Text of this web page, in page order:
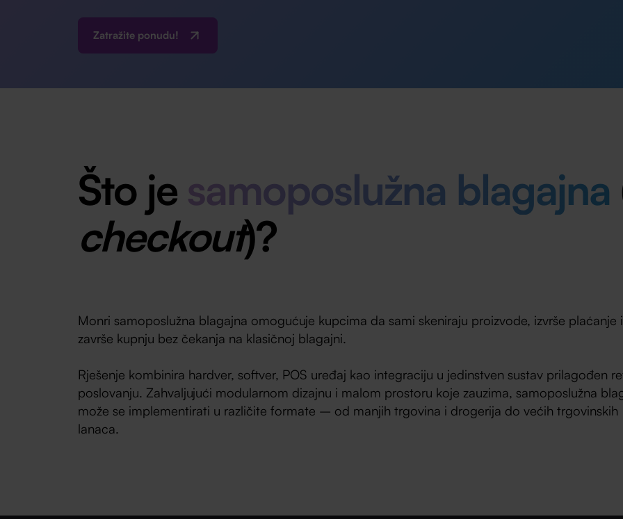
Zatražite ponudu!
Što jesamoposlužna blagajna
checkout)?
Monri samoposlužna blagajna omogućuje kupcima da sami skeniraju proizvode, izvrše plaćanje i
završe kupnju bez čekanja na klasičnoj blagajni.
Rješenje kombinira hardver, softver, POS uređaj kao integraciju u jedinstven sustav prilagođen
poslovanju. Zahvaljujući modularnom dizajnu i malom prostoru koje zauzima, samoposlužna
može se implementirati u različite formate – od manjih trgovina i drogerija do većih trgovinskih
lanaca.